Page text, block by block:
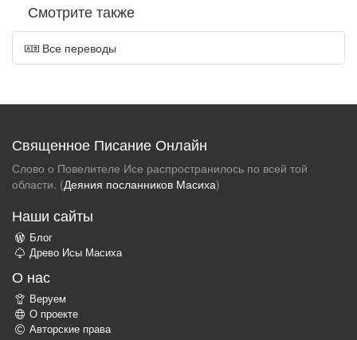
Смотрите также
Все переводы
Священное Писание Онлайн
Слово о Повелителе Исе распространилось по всей той
области. (Деяния посланников Масиха)
Наши сайты
Блог
Древо Исы Масиха
О нас
Веруем
О проекте
Авторские права